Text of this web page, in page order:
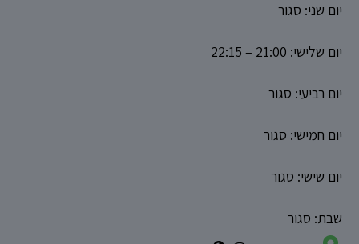
‏יום שני‏: סגור
‏יום שלישי‏: 21:00‏ – ‏22:15‏‏
‏יום רביעי‏: סגור
‏יום חמישי‏: סגור
‏יום שישי‏: סגור
‏שבת‏: סגור